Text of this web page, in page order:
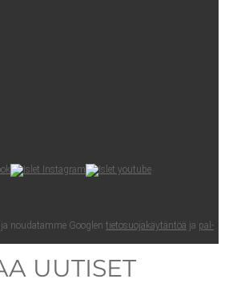
nou­da­tam­me Googlen tie­to­suo­ja­käy­tän­töä ja pal­
UUTISET